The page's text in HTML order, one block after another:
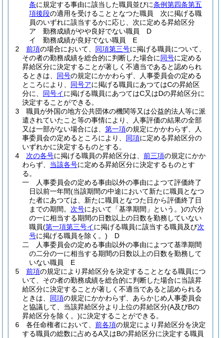
条に規定する事由に該当した職員並びに条例第四条第五
項後段の適用を受けることとなつた職員 次に掲げる職
員のいずれに該当するかに応じ、次に定める昇給区分
ア
勤務成績がやや良好でない職員 D
イ
勤務成績が良好でない職員 E
2
前項の場合において、 同項第三号に掲げる職員について、
その者の勤務成績を総合的に判断した場合に同号に定める
昇給区分に決定することが著しく不適当であると認められ
るときは、 同号の規定にかかわらず、人事委員会の定める
ところにより、 同号アに掲げる職員にあつてはCの昇給区
分に、 同号イに掲げる職員にあつてはC又はDの昇給区分に
決定することができる。
3
職員が外国の地方公共団体の機関等又は公益的法人等に派
遣されていたこと等の事情により、人事評価の結果の全部
又は一部がない場合には、 第一項の規定にかかわらず、人
事委員会の定めるところにより、 同項に定める昇給区分の
いずれかに決定するものとする。
4
次の各号に掲げる職員の昇給区分は、 前三項の規定にかか
わらず、 当該各号に定める昇給区分に決定するものとす
る。
一
人事委員会の定める事由以外の事由によつて評価終了
日以前一年間(当該期間の中途において新たに職員となつ
た者にあつては、新たに職員となつた日から評価終了日
までの期間。 次号において「基準期間」という。)の六分
の一に相当する期間の日数以上の日数を勤務していない
職員(第一項第三号イに掲げる職員に該当する職員及び次
号に掲げる職員を除く。) D
二
人事委員会の定める事由以外の事由によつて基準期間
の二分の一に相当する期間の日数以上の日数を勤務して
いない職員 E
5
前項の規定により昇給区分を決定することとなる職員につ
いて、その者の勤務成績を総合的に判断した場合に当該昇
給区分に決定することが著しく不適当であると認められる
ときは、 同項の規定にかかわらず、あらかじめ人事委員会
と協議して、当該昇給区分より上位の昇給区分(A及びBの
昇給区分を除く。)に決定することができる。
6
各任命権者において、 前各項の規定により昇給区分を決定
する職員の総数に占めるA又はBの昇給区分に決定する職員